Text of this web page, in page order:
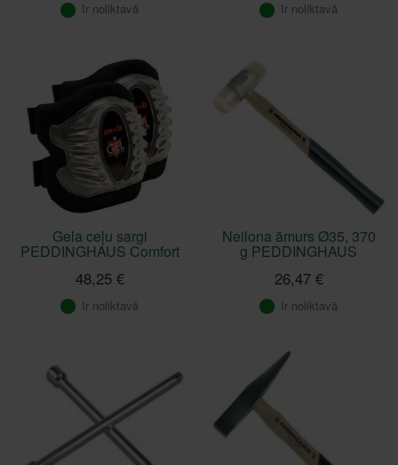
Ir noliktavā Ir noliktavā
Gela ceļu sargi
PEDDINGHAUS Comfort
48,25 €
Ir noliktavā
Neilona āmurs Ø35, 370
g PEDDINGHAUS
26,47 €
Ir noliktavā